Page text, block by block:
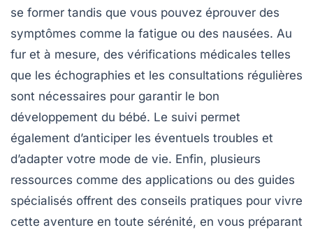
se former tandis que vous pouvez éprouver des
symptômes comme la fatigue ou des nausées. Au
fur et à mesure, des vérifications médicales telles
que les échographies et les consultations régulières
sont nécessaires pour garantir le bon
développement du bébé. Le suivi permet
également d’anticiper les éventuels troubles et
d’adapter votre mode de vie. Enfin, plusieurs
ressources comme des applications ou des guides
spécialisés offrent des conseils pratiques pour vivre
cette aventure en toute sérénité, en vous préparant